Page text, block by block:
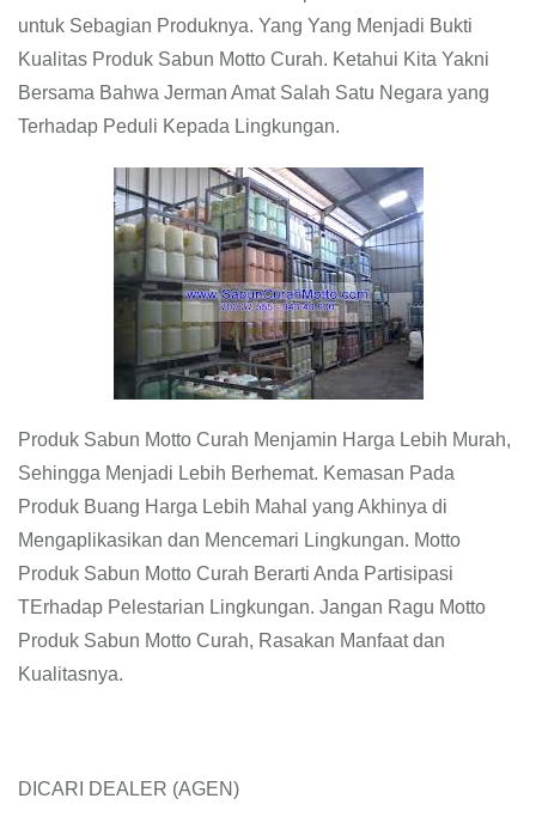
untuk Sebagian Produknya. Yang Yang Menjadi Bukti
Kualitas Produk Sabun Motto Curah. Ketahui Kita Yakni
Bersama Bahwa Jerman Amat Salah Satu Negara yang
Terhadap Peduli Kepada Lingkungan.
Produk Sabun Motto Curah Menjamin Harga Lebih Murah,
Sehingga Menjadi Lebih Berhemat. Kemasan Pada
Produk Buang Harga Lebih Mahal yang Akhinya di
Mengaplikasikan dan Mencemari Lingkungan. Motto
Produk Sabun Motto Curah Berarti Anda Partisipasi
TErhadap Pelestarian Lingkungan. Jangan Ragu Motto
Produk Sabun Motto Curah, Rasakan Manfaat dan
Kualitasnya.
DICARI DEALER (AGEN)